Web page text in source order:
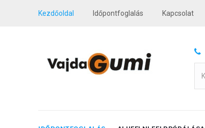
Kezdőoldal Időpontfoglalás Kapcsolat